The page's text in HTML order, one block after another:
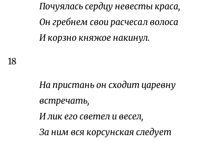
Почуялась сердцу невесты краса,
Он гребнем свои расчесал волоса
И корзно княжое накинул.
18
На пристань он сходит царевну
встречать,
И лик его светел и весел,
За ним вся корсунская следует